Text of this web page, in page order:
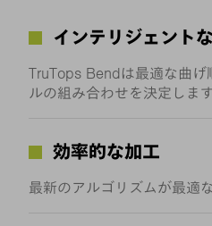
インテリジェント
TruTops Bendは最適な曲げ
ルの組み合わせを決定します
効率的な加工
最新のアルゴリズムが最適